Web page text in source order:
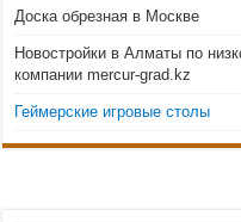
Доска обрезная в Москве
Новостройки в Алматы по
компании mercur-grad.kz
Геймерские игровые столы